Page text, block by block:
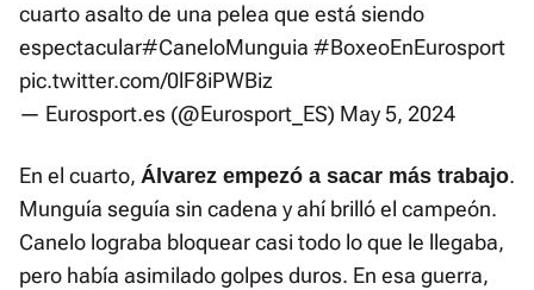
cuarto asalto de una pelea que está siendo
espectacular#CaneloMunguia #BoxeoEnEurosport
pic.twitter.com/0lF8iPWBiz
— Eurosport.es (@Eurosport_ES) May 5, 2024
En el cuarto, Álvarez empezó a sacar más trabajo.
Munguía seguía sin cadena y ahí brilló el campeón.
Canelo lograba bloquear casi todo lo que le llegaba,
pero había asimilado golpes duros. En esa guerra,